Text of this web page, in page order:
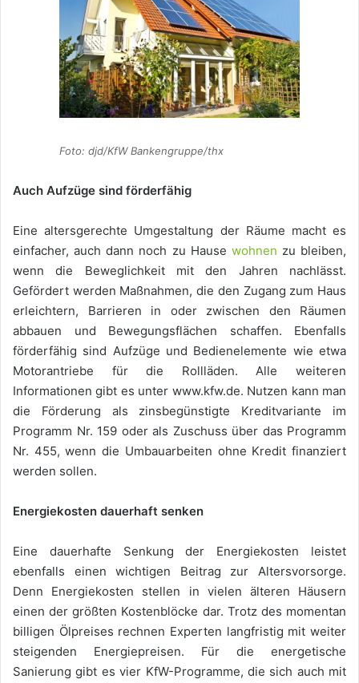
Foto: djd/KfW Bankengruppe/thx
Auch Aufzüge sind förderfähig
Eine altersgerechte Umgestaltung der Räume macht es
einfacher, auch dann noch zu Hause wohnen zu bleiben,
wenn die Beweglichkeit mit den Jahren nachlässt.
Gefördert werden Maßnahmen, die den Zugang zum Haus
erleichtern, Barrieren in oder zwischen den Räumen
abbauen und Bewegungsflächen schaffen. Ebenfalls
förderfähig sind Aufzüge und Bedienelemente wie etwa
Motorantriebe für die Rollläden. Alle weiteren
Informationen gibt es unter www.kfw.de. Nutzen kann man
die Förderung als zinsbegünstigte Kreditvariante im
Programm Nr. 159 oder als Zuschuss über das Programm
Nr. 455, wenn die Umbauarbeiten ohne Kredit finanziert
werden sollen.
Energiekosten dauerhaft senken
Eine dauerhafte Senkung der Energiekosten leistet
ebenfalls einen wichtigen Beitrag zur Altersvorsorge.
Denn Energiekosten stellen in vielen älteren Häusern
einen der größten Kostenblöcke dar. Trotz des momentan
billigen Ölpreises rechnen Experten langfristig mit weiter
steigenden Energiepreisen. Für die energetische
Sanierung gibt es vier KfW-Programme, die sich auch mit